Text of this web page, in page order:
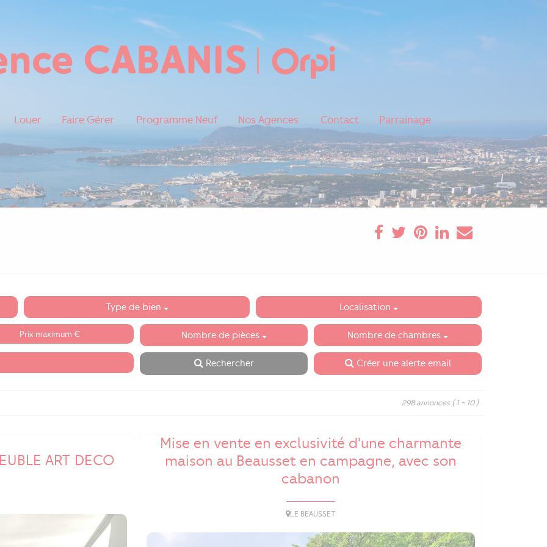
Louer Faire Gérer Programme Neuf Nos Agences Contact Parrainage
Type de bien Localisation
Nombre de pièces Nombre de chambres
Rechercher Créer une alerte email
298 annonces ( 1 - 10 )
ART DECO
Mise en vente en exclusivité d'une charmante
maison au Beausset en campagne, avec son
cabanon
LE BEAUSSET